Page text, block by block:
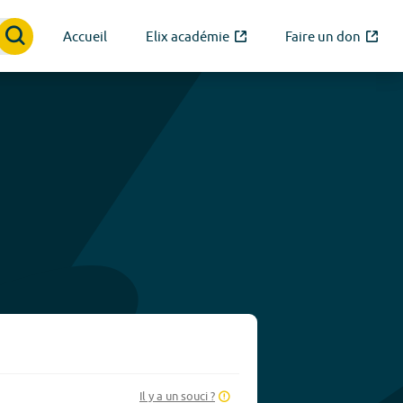
Accueil Elix académie Faire un don
Il y a un souci ?